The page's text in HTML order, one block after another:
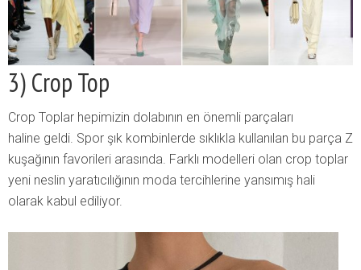
3) Crop Top
Crop Toplar hepimizin dolabının en önemli parçaları
haline geldi. Spor şık kombinlerde sıklıkla kullanılan bu parça Z
kuşağının favorileri arasında. Farklı modelleri olan crop toplar
yeni neslin yaratıcılığının moda tercihlerine yansımış hali
olarak kabul ediliyor.